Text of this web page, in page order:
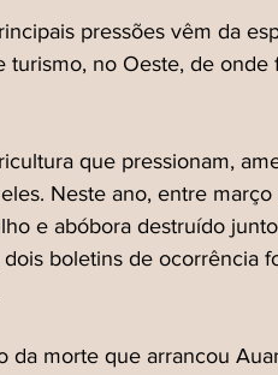
pressões vêm da
turismo, no Oeste, de onde
que pressionam,
Neste ano, entre março
e abóbora destruído
boletins de ocorrência
morte que arrancou